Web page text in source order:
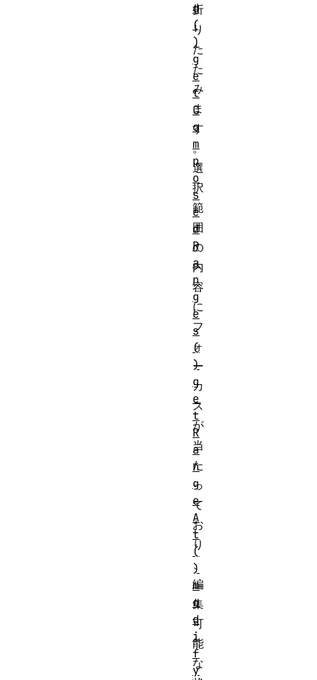
折
り
た
た
み
ま
す
。
選
択
範
囲
の
内
容
に
フ
ォ
ー
カ
ス
が
当
た
っ
て
お
り
、
編
集
可
能
な
d
(
)
g
e
t
C
o
m
p
o
s
e
d
R
a
n
g
e
s
(
)
g
e
t
R
a
n
g
e
A
t
(
)
m
o
d
i
f
y